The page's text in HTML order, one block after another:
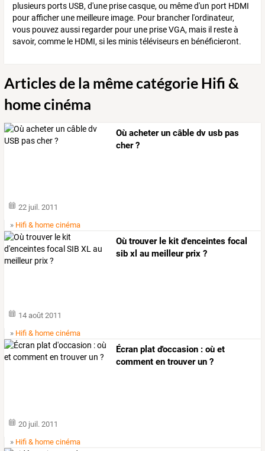
plusieurs ports USB, d'une prise casque, ou même d'un port HDMI
pour afficher une meilleure image. Pour brancher l'ordinateur,
vous pouvez aussi regarder pour une prise VGA, mais il reste à
savoir, comme le HDMI, si les minis téléviseurs en bénéficieront.
Articles de la même catégorie Hifi &
home cinéma
Où acheter un câble dv usb pas
cher ?
22 juil. 2011
» Hifi & home cinéma
Où trouver le kit d'enceintes focal
sib xl au meilleur prix ?
14 août 2011
» Hifi & home cinéma
Écran plat d'occasion : où et
comment en trouver un ?
20 juil. 2011
» Hifi & home cinéma